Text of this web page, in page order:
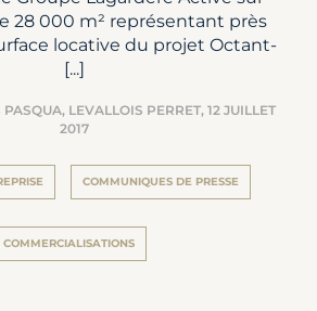
28 000 m² représentant près
locative du projet Octant-
[...]
LEVALLOIS PERRET, 12 JUILLET
2017
COMMUNIQUES DE PRESSE
COMMERCIALISATIONS